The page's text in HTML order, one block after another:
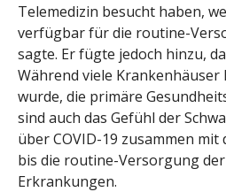
Telemedizin besucht haben,
verfügbar für die routine-
sagte. Er fügte jedoch hinzu,
Während viele
wurde, die primäre
sind auch das Gefühl der
über COVID-19 zusammen mit
bis die routine-Versorgung
Erkrankungen.